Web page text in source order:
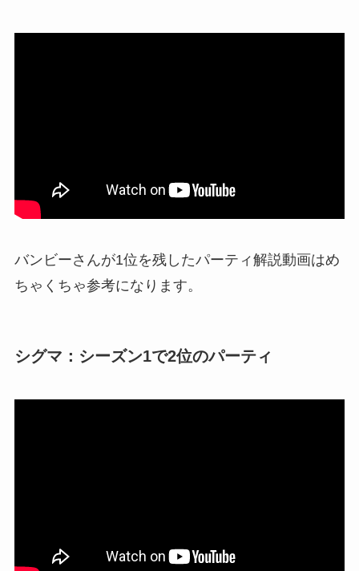
バンビーさんが1位を残したパーティ解説動画はめ
ちゃくちゃ参考になります。
シグマ：シーズン1で2位のパーティ